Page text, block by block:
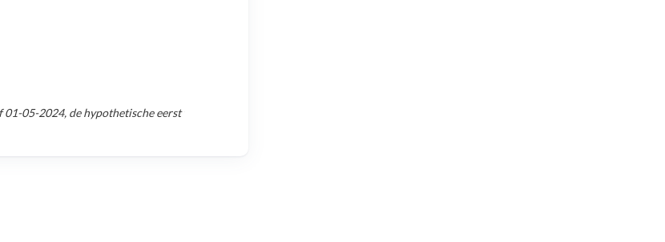
01-05-2024, de hypothetische eerst